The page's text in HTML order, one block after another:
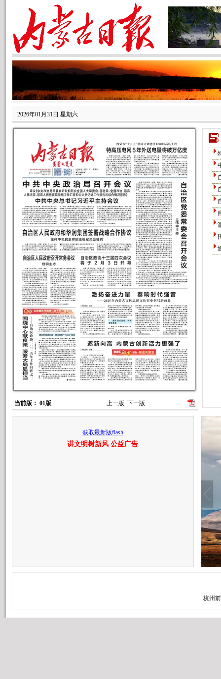
2026年01月31日 星期六
当前版： 01版 上一版 下一版